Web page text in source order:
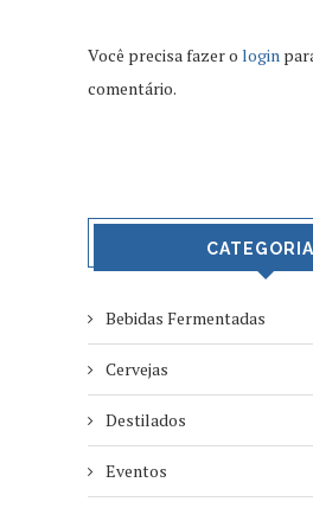
Você precisa fazer o login
comentário.
Bebidas Fermentadas
Cervejas
Destilados
Eventos